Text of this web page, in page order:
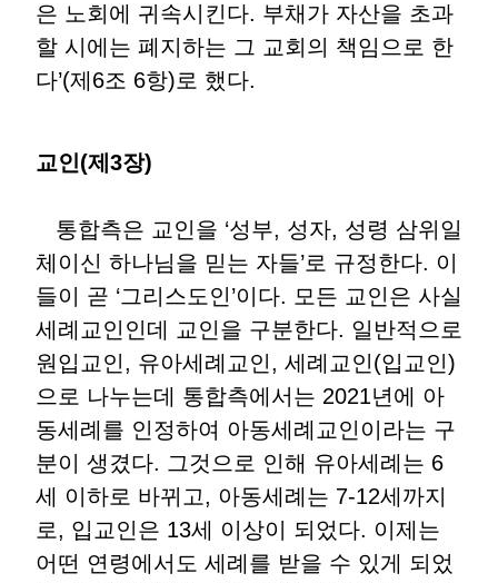
은 노회에 귀속시킨다. 부채가 자산을 초과
할 시에는 폐지하는 그 교회의 책임으로 한
다’(제6조 6항)로 했다.
교인(제3장)
통합측은 교인을 ‘성부, 성자, 성령 삼위일
체이신 하나님을 믿는 자들’로 규정한다. 이
들이 곧 ‘그리스도인’이다. 모든 교인은 사실
세례교인인데 교인을 구분한다. 일반적으로
원입교인, 유아세례교인, 세례교인(입교인)
으로 나누는데 통합측에서는 2021년에 아
동세례를 인정하여 아동세례교인이라는 구
분이 생겼다. 그것으로 인해 유아세례는 6
세 이하로 바뀌고, 아동세례는 7-12세까지
로, 입교인은 13세 이상이 되었다. 이제는
어떤 연령에서도 세례를 받을 수 있게 되었